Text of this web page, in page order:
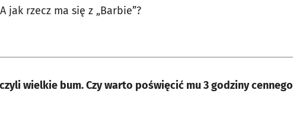
rzecz ma się z „Barbie”?
wielkie bum. Czy warto poświęcić mu 3 godziny cennego